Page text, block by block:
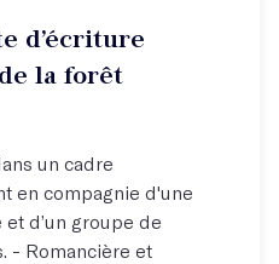
d’écriture
la forêt
un cadre
en compagnie d'une
d’un groupe de
- Romancière et